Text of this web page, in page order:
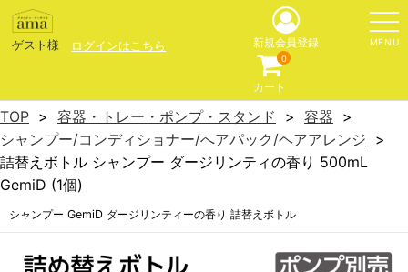
ゲスト様 ログインはこちら MENU
新規会員登録
カート
0
TOP 容器・トレー・ポンプ・スタンド
容器
シャンプー/コンディショナー/へアパック/ヘアアレンジ
詰替えボトル シャンプー ダージリンティの香り 500mL
GemiD (1個)
シャンプー GemiD ダージリンティーの香り 詰替えボトル